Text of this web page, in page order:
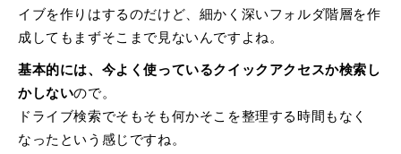
イブを作りはするのだけど、細かく深いフォルダ階層を作
成してもまずそこまで見ないんですよね。
基本的には、今よく使っているクイックアクセスか検索し
かしないので。
ドライブ検索でそもそも何かそこを整理する時間もなく
なったという感じですね。